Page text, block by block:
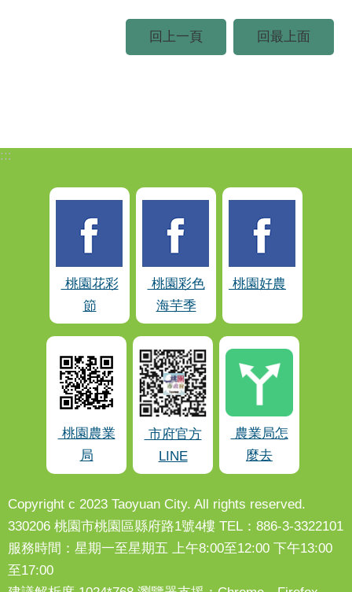
回上一頁 回最上面
:::
桃園花彩
節
桃園彩色
海芋季
桃園好農
桃園農業
局
市府官方
LINE
農業局怎
麼去
Copyright c 2023 Taoyuan City. All rights reserved.
330206 桃園市桃園區縣府路1號4樓 TEL：886-3-3322101
服務時間：星期一至星期五 上午8:00至12:00 下午13:00
至17:00